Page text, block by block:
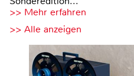
>> Mehr erfahren
>> Alle anzeigen